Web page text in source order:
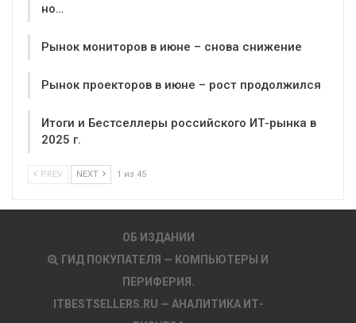
но…
Рынок мониторов в июне – снова снижение
Рынок проекторов в июне – рост продолжился
Итоги и Бестселлеры российского ИТ-рынка в
2025 г.
PREV NEXT 1 из 45
ОБ ИЗДАНИИ
ГИД ПОКУПАТЕЛЯ — КОМПЬЮТЕРЫ И
ПЕРИФЕРИЯ.
ITBESTSELLERS.RU — АНАЛИТИКА ИТ-